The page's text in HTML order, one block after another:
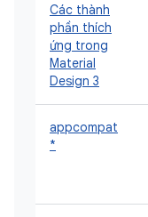
Các thành
phần thích
ứng trong
Material
Design 3
appcompat
*